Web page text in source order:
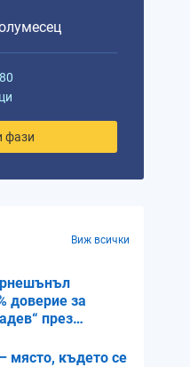
фази
Виж всички
доверие за
през
място, където се